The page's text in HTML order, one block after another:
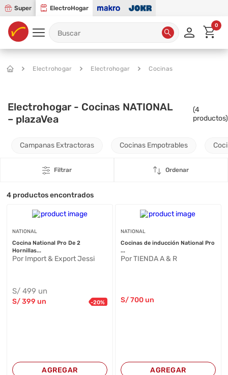
Super ElectroHogar
0
Electrohogar Electrohogar Cocinas
Electrohogar - Cocinas NATIONAL
– plazaVea
(4
productos)
Campanas Extractoras Cocinas Empotrables
Filtrar Ordenar
4 productos encontrados
NATIONAL
Cocina National Pro De 2
Hornillas...
Por Import & Export Jessi
S/499 un
S/399 un -20%
AGREGAR
NATIONAL
Cocinas de inducción National Pro
...
Por TIENDA A & R
S/700un
AGREGAR